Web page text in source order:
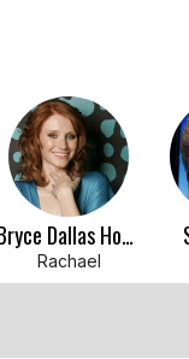
Bryce Dallas Howard
Rachael